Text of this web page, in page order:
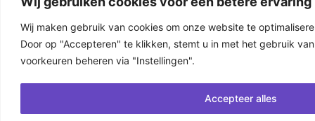
Wij maken gebruik van cookies om onze website te
Door op "Accepteren" te klikken, stemt u in met het gebruik
voorkeuren beheren via "Instellingen".
Accepteer alles